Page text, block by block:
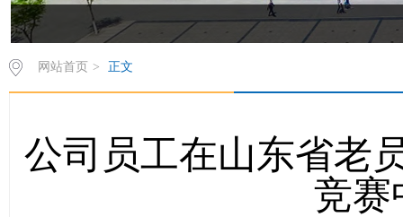
网站首页 > 正文
公司员工在山东省老
竞赛